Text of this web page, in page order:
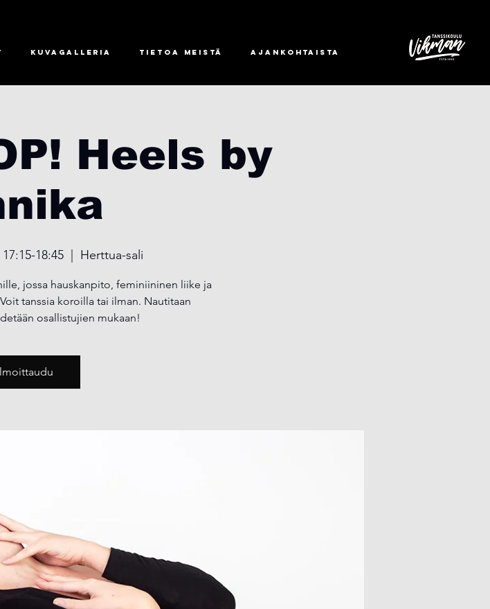
Kuvagalleria Tietoa meistä Ajankohtaista
Heels by
18:45 Herttua-sali
jossa hauskanpito, feminiininen liike ja
tanssia koroilla tai ilman. Nautitaan
osallistujien mukaan!